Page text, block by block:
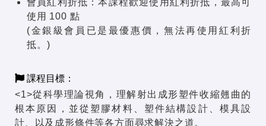
會員紅利折抵：本課程歡迎使用紅利折抵，最高可
使用 100 點
(金銀級會員已是最優惠價，無法再使用紅利折
抵。)
課程目標：
<1>從科學理論視角，理解射出成形塑件收縮翹曲的
根本原因，並從塑膠材料、塑件結構設計、模具設
計、以及成形條件等各方面尋求解決之道。